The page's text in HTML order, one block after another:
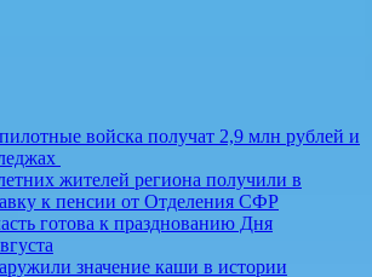
войска получат 2,9 млн рублей и
жителей региона получили в
к пенсии от Отделения СФР
готова к празднованию Дня
значение каши в истории